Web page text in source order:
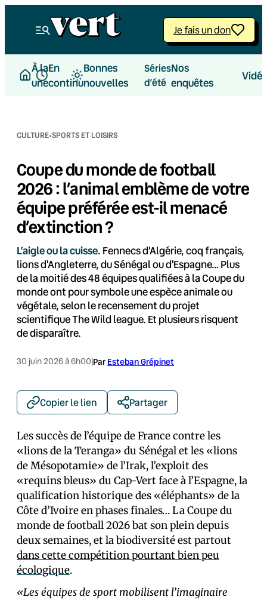
Je fais un don
À la
une
En
continu
Bonnes
nouvelles
Séries
d’été
Nos
enquêtes
CULTURE·SPORTS ET LOISIRS
Coupe du monde de football
2026 : l’animal emblème de votre
équipe préférée est-il menacé
d’extinction ?
L’aigle ou la cuisse. Fennecs d'Algérie, coq français,
lions d'Angleterre, du Sénégal ou d'Espagne… Plus
de la moitié des 48 équipes qualifiées à la Coupe du
monde ont pour symbole une espèce animale ou
végétale, selon le recensement du projet
scientifique The Wild league. Et plusieurs risquent
de disparaître.
30 juin 2026 à 6h00|Par Esteban Grépinet
Copier le lien Partager
Les succès de l’équipe de France contre les
«lions de la Teranga» du Sénégal et les «lions
de Mésopotamie» de l’Irak, l’exploit des
«requins bleus» du Cap-Vert face à l’Espagne, la
qualification historique des «éléphants» de la
Côte d’Ivoire en phases finales… La Coupe du
monde de football 2026 bat son plein depuis
deux semaines, et la biodiversité est partout
dans cette compétition pourtant bien peu
écologique.
«Les équipes de sport mobilisent l’imaginaire